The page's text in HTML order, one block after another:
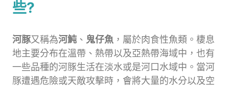
些?
河豚又稱為河魨 、 鬼仔魚 ，屬於肉食性魚類。棲息
地主要分布在溫帶、熱帶以及亞熱帶海域中，也有
一些品種的河豚生活在淡水或是河口水域中。當河
豚遭遇危險或天敵攻擊時，會將大量的水分以及空